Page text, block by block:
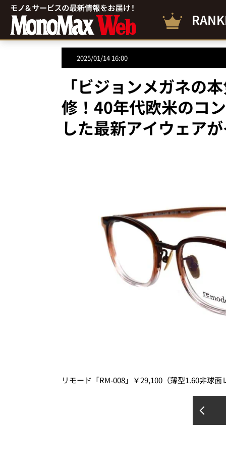
2025/01/14 16:00
「ビジョンメガネの
修！40年代欧米のコ
した最新アイウェア
リモード「RM-008」￥29,100（薄型1.60非球